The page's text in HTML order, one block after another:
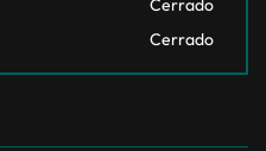
Cerrado
Cerrado